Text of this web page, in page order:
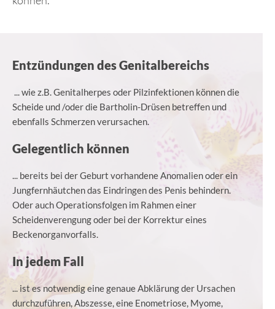
Entzündungen des Genitalbereichs
... wie z.B. Genitalherpes oder Pilzinfektionen können die
Scheide und /oder die Bartholin-Drüsen betreffen und
ebenfalls Schmerzen verursachen.
Gelegentlich können
... bereits bei der Geburt vorhandene Anomalien oder ein
Jungfernhäutchen das Eindringen des Penis behindern.
Oder auch Operationsfolgen im Rahmen einer
Scheidenverengung oder bei der Korrektur eines
Beckenorganvorfalls.
In jedem Fall
... ist es notwendig eine genaue Abklärung der Ursachen
durchzuführen, Abszesse, eine Enometriose, Myome,